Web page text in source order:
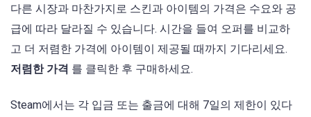
다른 시장과 마찬가지로 스킨과 아이템의 가격은 수요와 공
급에 따라 달라질 수 있습니다. 시간을 들여 오퍼를 비교하
고 더 저렴한 가격에 아이템이 제공될 때까지 기다리세요.
저렴한 가격 를 클릭한 후 구매하세요.
Steam에서는 각 입금 또는 출금에 대해 7일의 제한이 있다